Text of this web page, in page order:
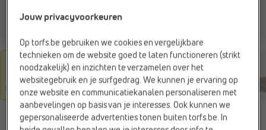
MILO & MILA
Jouw privacyvoorkeuren
Op torfs.be gebruiken we cookies en vergelijkbare
technieken om de website goed te laten functioneren (strikt
noodzakelijk) en inzichten te verzamelen over het
websitegebruik en je surfgedrag. We kunnen je ervaring op
onze website en communicatiekanalen personaliseren met
aanbevelingen op basis van je interesses. Ook kunnen we
gepersonaliseerde advertenties tonen buiten torfs.be. In